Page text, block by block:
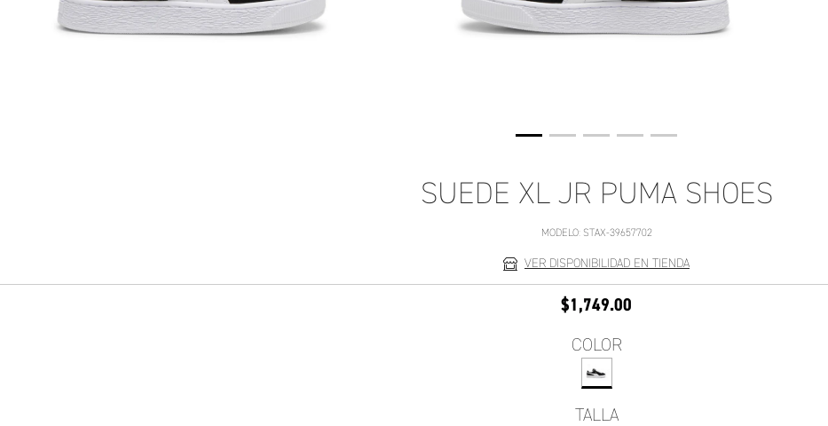
SUEDE XL JR PUMA SHOES
MODELO: STAX-39657702
VER DISPONIBILIDAD EN TIENDA
$1,749.00
COLOR
TALLA